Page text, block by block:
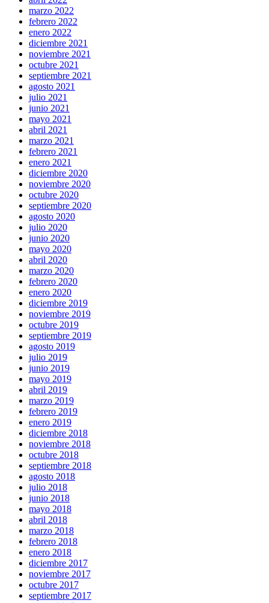
marzo 2022
febrero 2022
enero 2022
diciembre 2021
noviembre 2021
octubre 2021
septiembre 2021
agosto 2021
julio 2021
junio 2021
mayo 2021
abril 2021
marzo 2021
febrero 2021
enero 2021
diciembre 2020
noviembre 2020
octubre 2020
septiembre 2020
agosto 2020
julio 2020
junio 2020
mayo 2020
abril 2020
marzo 2020
febrero 2020
enero 2020
diciembre 2019
noviembre 2019
octubre 2019
septiembre 2019
agosto 2019
julio 2019
junio 2019
mayo 2019
abril 2019
marzo 2019
febrero 2019
enero 2019
diciembre 2018
noviembre 2018
octubre 2018
septiembre 2018
agosto 2018
julio 2018
junio 2018
mayo 2018
abril 2018
marzo 2018
febrero 2018
enero 2018
diciembre 2017
noviembre 2017
octubre 2017
septiembre 2017